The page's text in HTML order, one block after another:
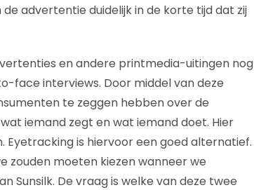
advertentie duidelijk in de korte tijd dat zij
en andere printmedia-uitingen nog
face interviews. Door middel van deze
te zeggen hebben over de
iemand zegt en wat iemand doet. Hier
is hiervoor een goed alternatief.
zouden moeten kiezen wanneer we
Sunsilk. De vraag is welke van deze twee